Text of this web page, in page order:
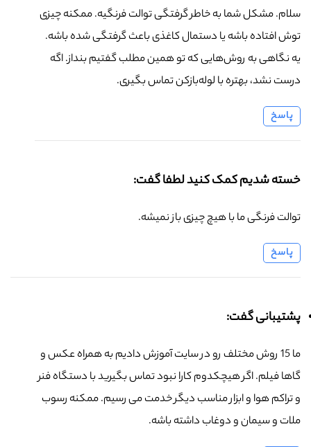
سلام. مشکل شما به خاطر گرفتگی توالت فرنگیه. ممکنه چیزی
توش افتاده باشه یا دستمال کاغذی باعث گرفتگی شده باشه.
یه نگاهی به روش‌هایی که تو همین مطلب گفتیم بنداز. اگه
درست نشد، بهتره با لوله‌بازکن تماس بگیری.
پاسخ
خسته شدیم کمک کنید لطفا گفت:
توالت فرنگی ما با هیچ چیزی باز نمیشه.
پاسخ
پشتیبانی گفت:
ما 15 روش مختلف رو در سایت آموزش دادیم به همراه عکس و
گاها فیلم. اگر هیچکدوم کارا نبود تماس بگیرید با دستگاه فنر
و تراکم هوا و ابزار مناسب دیگر خدمت می رسیم. ممکنه رسوب
ملات و سیمان و دوغاب داشته باشه.